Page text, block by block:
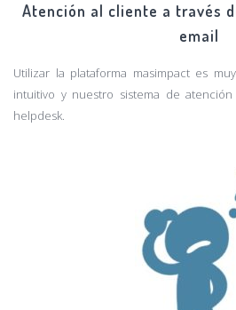
Atención al cliente a través
email
Utilizar la plataforma masimpact es
intuitivo y nuestro sistema de
helpdesk.